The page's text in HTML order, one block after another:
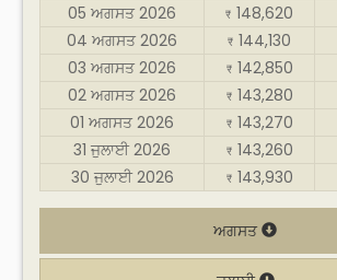
05 ਅਗਸਤ 2026
₹ 148,620
04 ਅਗਸਤ 2026
₹ 144,130
03 ਅਗਸਤ 2026
₹ 142,850
02 ਅਗਸਤ 2026
₹ 143,280
01 ਅਗਸਤ 2026
₹ 143,270
31 ਜੁਲਾਈ 2026
₹ 143,260
30 ਜੁਲਾਈ 2026
₹ 143,930
ਅਗਸਤ